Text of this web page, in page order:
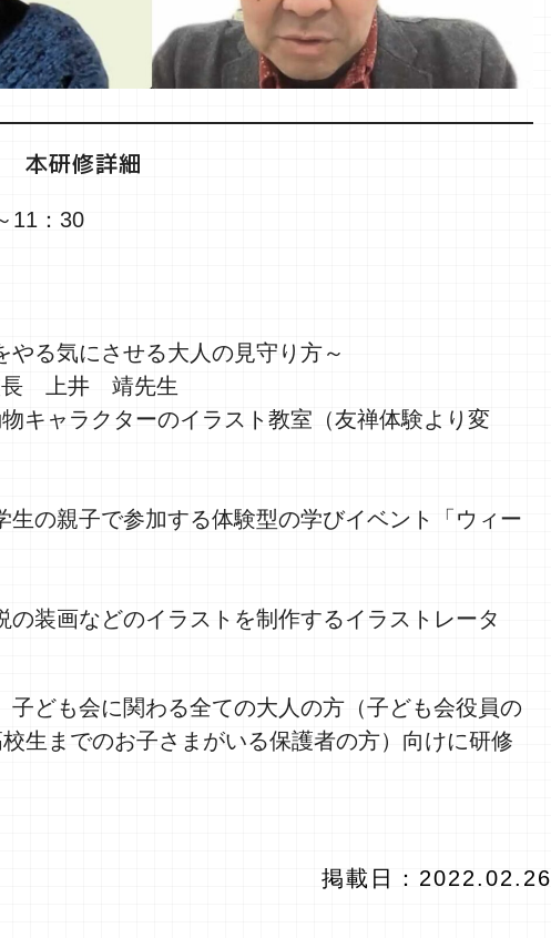
本研修詳細
11：30
る気にさせる大人の見守り方～
長 上井 靖先生
キャラクターのイラスト教室（友禅体験より変
の親子で参加する体験型の学びイベント「ウィー
装画などのイラストを制作するイラストレータ
子ども会に関わる全ての大人の方（子ども会役員の
生までのお子さまがいる保護者の方）向けに研修
掲載日：2022.02.26